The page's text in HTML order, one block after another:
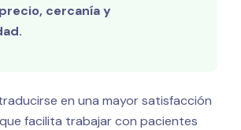
cercanía y
en una mayor satisfacción
facilita trabajar con pacientes